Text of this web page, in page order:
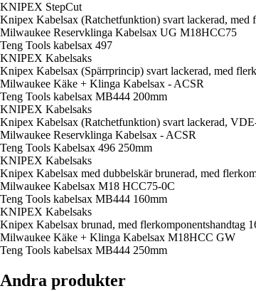
KNIPEX StepCut
Knipex Kabelsax (Ratchetfunktion) svart lackerad, med
Milwaukee Reservklinga Kabelsax UG M18HCC75
Teng Tools kabelsax 497
KNIPEX Kabelsaks
Knipex Kabelsax (Spärrprincip) svart lackerad, med
Milwaukee Käke + Klinga Kabelsax - ACSR
Teng Tools kabelsax MB444 200mm
KNIPEX Kabelsaks
Knipex Kabelsax (Ratchetfunktion) svart lackerad,
Milwaukee Reservklinga Kabelsax - ACSR
Teng Tools Kabelsax 496 250mm
KNIPEX Kabelsaks
Knipex Kabelsax med dubbelskär brunerad, med
Milwaukee Kabelsax M18 HCC75-0C
Teng Tools kabelsax MB444 160mm
KNIPEX Kabelsaks
Knipex Kabelsax brunad, med flerkomponentshandtag
Milwaukee Käke + Klinga Kabelsax M18HCC GW
Teng Tools kabelsax MB444 250mm
Andra produkter